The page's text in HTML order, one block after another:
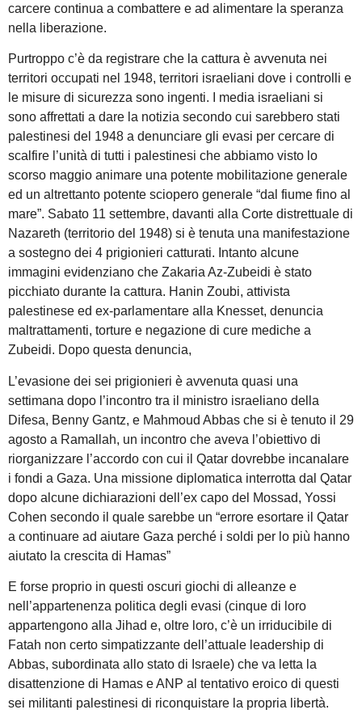
carcere continua a combattere e ad alimentare la speranza
nella liberazione.
Purtroppo c’è da registrare che la cattura è avvenuta nei
territori occupati nel 1948, territori israeliani dove i controlli e
le misure di sicurezza sono ingenti. I media israeliani si
sono affrettati a dare la notizia secondo cui sarebbero stati
palestinesi del 1948 a denunciare gli evasi per cercare di
scalfire l’unità di tutti i palestinesi che abbiamo visto lo
scorso maggio animare una potente mobilitazione generale
ed un altrettanto potente sciopero generale “dal fiume fino al
mare”. Sabato 11 settembre, davanti alla Corte distrettuale di
Nazareth (territorio del 1948) si è tenuta una manifestazione
a sostegno dei 4 prigionieri catturati. Intanto alcune
immagini evidenziano che Zakaria Az-Zubeidi è stato
picchiato durante la cattura. Hanin Zoubi, attivista
palestinese ed ex-parlamentare alla Knesset, denuncia
maltrattamenti, torture e negazione di cure mediche a
Zubeidi. Dopo questa denuncia,
L’evasione dei sei prigionieri è avvenuta quasi una
settimana dopo l’incontro tra il ministro israeliano della
Difesa, Benny Gantz, e Mahmoud Abbas che si è tenuto il 29
agosto a Ramallah, un incontro che aveva l’obiettivo di
riorganizzare l’accordo con cui il Qatar dovrebbe incanalare
i fondi a Gaza. Una missione diplomatica interrotta dal Qatar
dopo alcune dichiarazioni dell’ex capo del Mossad, Yossi
Cohen secondo il quale sarebbe un “errore esortare il Qatar
a continuare ad aiutare Gaza perché i soldi per lo più hanno
aiutato la crescita di Hamas”
E forse proprio in questi oscuri giochi di alleanze e
nell’appartenenza politica degli evasi (cinque di loro
appartengono alla Jihad e, oltre loro, c’è un irriducibile di
Fatah non certo simpatizzante dell’attuale leadership di
Abbas, subordinata allo stato di Israele) che va letta la
disattenzione di Hamas e ANP al tentativo eroico di questi
sei militanti palestinesi di riconquistare la propria libertà.